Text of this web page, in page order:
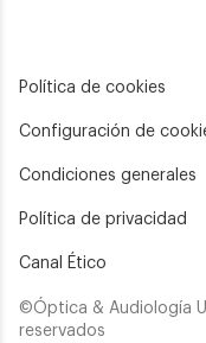
Política de cookies
Configuración de
Condiciones generales
Política de privacidad
Canal Ético
©Óptica & Audiología
reservados